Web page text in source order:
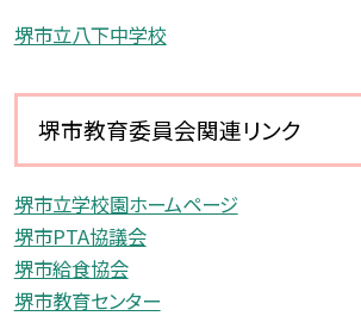
堺市立八下中学校
堺市教育委員会関連リンク
堺市立学校園ホームページ
堺市PTA協議会
堺市給食協会
堺市教育センター